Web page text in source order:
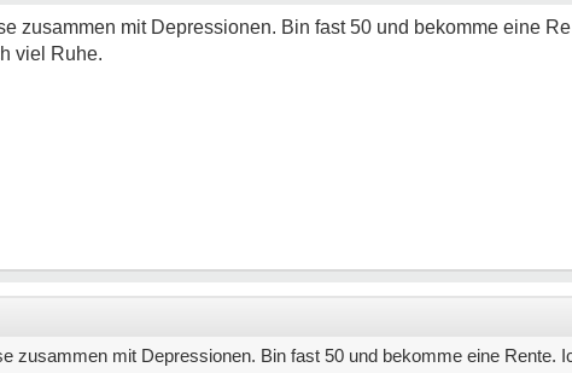
zusammen mit Depressionen. Bin fast 50 und bekomme eine
viel Ruhe.
zusammen mit Depressionen. Bin fast 50 und bekomme eine Rente.